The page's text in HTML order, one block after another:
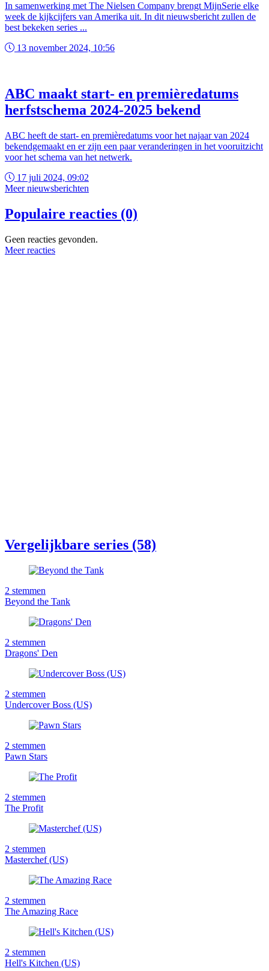
In samenwerking met The Nielsen Company brengt MijnSerie elke
week de kijkcijfers van Amerika uit. In dit nieuwsbericht zullen de
best bekeken series ...
13 november 2024, 10:56
ABC maakt start- en premièredatums
herfstschema 2024-2025 bekend
ABC heeft de start- en premièredatums voor het najaar van 2024
bekendgemaakt en er zijn een paar veranderingen in het vooruitzicht
voor het schema van het netwerk.
17 juli 2024, 09:02
Meer nieuwsberichten
Populaire reacties (0)
Geen reacties gevonden.
Meer reacties
Vergelijkbare series (58)
2 stemmen
Beyond the Tank
2 stemmen
Dragons' Den
2 stemmen
Undercover Boss (US)
2 stemmen
Pawn Stars
2 stemmen
The Profit
2 stemmen
Masterchef (US)
2 stemmen
The Amazing Race
2 stemmen
Hell's Kitchen (US)